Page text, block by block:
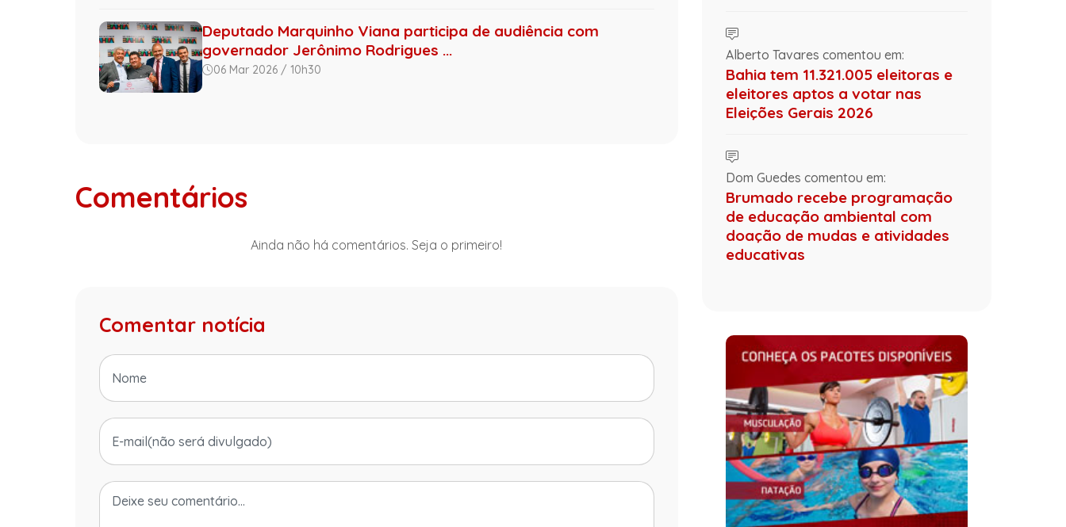
Deputado Marquinho Viana participa de audiência com
governador Jerônimo Rodrigues ...
06 Mar 2026 / 10h30
Comentários
Ainda não há comentários. Seja o primeiro!
Comentar notícia
Alberto Tavares comentou em:
Bahia tem 11.321.005 eleitoras e
eleitores aptos a votar nas
Eleições Gerais 2026
Dom Guedes comentou em:
Brumado recebe programação
de educação ambiental com
doação de mudas e atividades
educativas